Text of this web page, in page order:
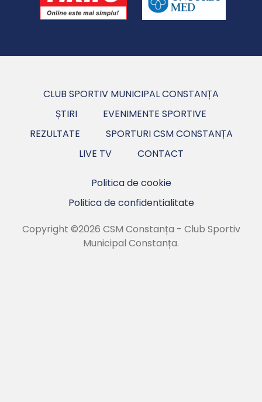
CLUB SPORTIV MUNICIPAL CONSTANȚA
ȘTIRI
EVENIMENTE SPORTIVE
REZULTATE
SPORTURI CSM CONSTANȚA
LIVE TV
CONTACT
Politica de cookie
Politica de confidentialitate
Copyright ©2026 CSM Constanța - Club Sportiv
Municipal Constanța.